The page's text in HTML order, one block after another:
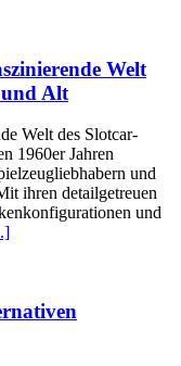
Welt
Alt
Welt des Slotcar-
1960er Jahren
und
ihren detailgetreuen
und